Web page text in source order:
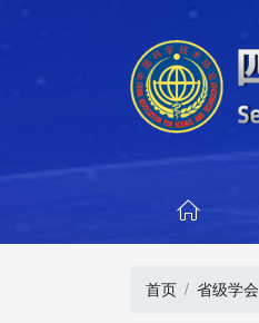

首页 省级学会